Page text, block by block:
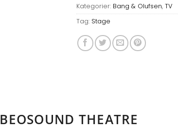
Kategorier: Bang & Olufsen, TV
Tag: Stage
BEOSOUND THEATRE